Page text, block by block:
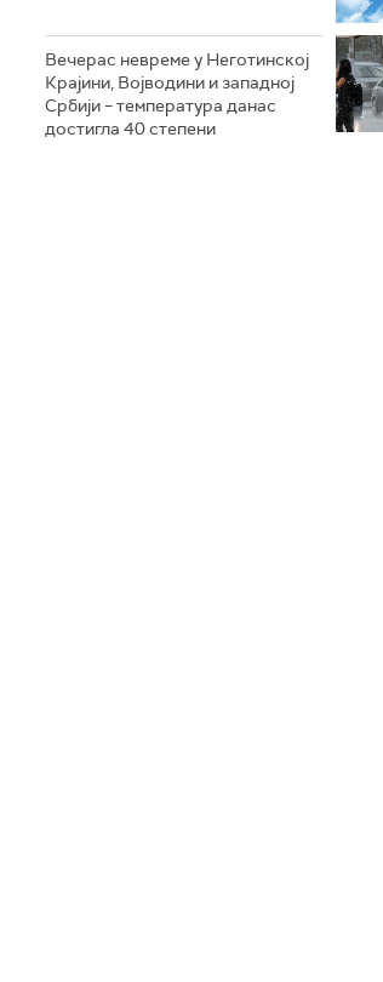
Вечерас невреме у Неготинској
Крајини, Војводини и западној
Србији – температура данас
достигла 40 степени